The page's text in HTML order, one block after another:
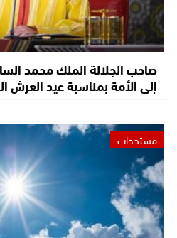
صاحب الجلالة الملك محمد
إلى الأمة بمناسبة عيد العرش
مستجدات